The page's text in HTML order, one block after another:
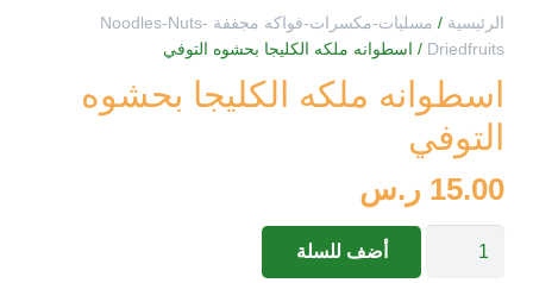
الرئيسية /
مسليات-مكسرات-فواكه مجففة Noodles-Nuts-
Driedfruits / اسطوانه ملكه الكليجا بحشوه التوفي
اسطوانه ملكه الكليجا بحشوه
التوفي
15.00 ر.س
كمية
أضف للسلة